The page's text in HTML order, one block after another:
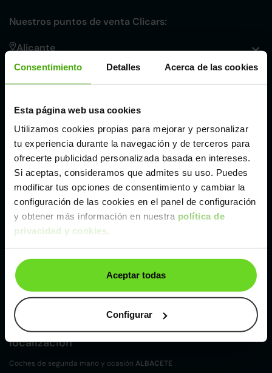
Consentimiento Detalles Acerca de las cookies
Esta página web usa cookies
Utilizamos cookies propias para mejorar y personalizar
tu experiencia durante la navegación y de terceros para
ofrecerte publicidad personalizada basada en intereses.
Si aceptas, consideramos que admites su uso. Puedes
modificar tus opciones de consentimiento y cambiar la
configuración de las cookies en el panel de configuración
y obtener más información en nuestra política de
privacidad y cookies.
Aceptar todas
Configurar
Nuestros puntos de venta Clicars:
Alicante
Córdoba
Málaga
Valencia
Zaragoza
Ver Jeep Compass de segunda mano y ocasión
Jeep Compass de segunda mano y ocasión
Coches desegunda mano y ocasión por
localización
Coches de segunda mano y ocasión ALBACETE